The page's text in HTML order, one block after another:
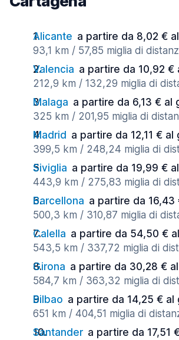
Alicante a partire da 8,02 €
93,1 km / 57,85 miglia di
Valencia a partire da 10,92 €
212,9 km / 132,29 miglia di
Malaga a partire da 6,13 € al
325 km / 201,95 miglia di
Madrid a partire da 12,11 € al
399,5 km / 248,24 miglia di
Siviglia a partire da 19,99 €
443,9 km / 275,83 miglia di
Barcellona a partire da 16,43
500,3 km / 310,87 miglia di
Calella a partire da 54,50 €
543,5 km / 337,72 miglia di
Girona a partire da 30,28 €
584,7 km / 363,32 miglia di
Bilbao a partire da 14,25 € al
651 km / 404,51 miglia di
Santander a partire da 17,51